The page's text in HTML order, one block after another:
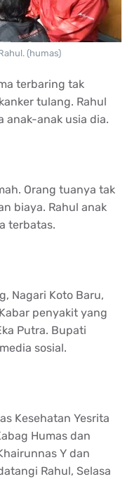
(humas)
terbaring tak
tulang. Rahul
anak-anak usia dia.
Orang tuanya tak
biaya. Rahul anak
terbatas.
Nagari Koto Baru,
penyakit yang
Putra. Bupati
sosial.
Kesehatan Yesrita
Humas dan
Y dan
Rahul, Selasa